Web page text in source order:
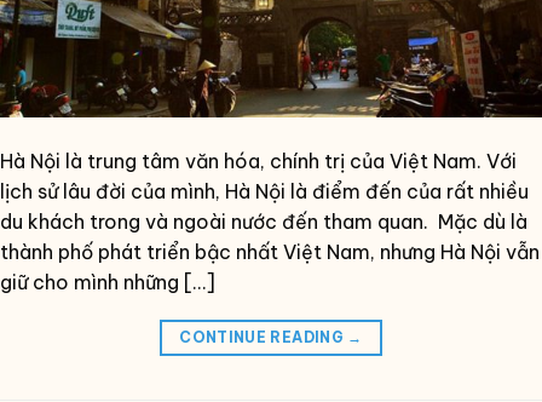
Hà Nội là trung tâm văn hóa, chính trị của Việt Nam. Với
lịch sử lâu đời của mình, Hà Nội là điểm đến của rất nhiều
du khách trong và ngoài nước đến tham quan. Mặc dù là
thành phố phát triển bậc nhất Việt Nam, nhưng Hà Nội vẫn
giữ cho mình những […]
CONTINUE READING →